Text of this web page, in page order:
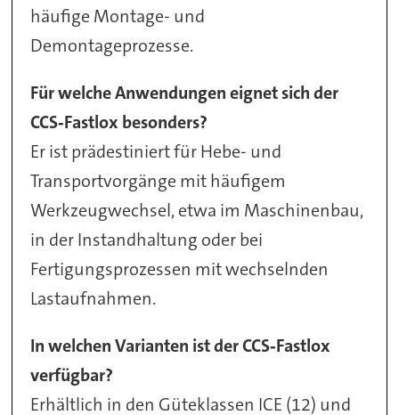
häufige Montage- und
Demontageprozesse.
Für welche Anwendungen eignet sich der
CCS‑Fastlox besonders?
Er ist prädestiniert für Hebe- und
Transportvorgänge mit häufigem
Werkzeugwechsel, etwa im Maschinenbau,
in der Instandhaltung oder bei
Fertigungsprozessen mit wechselnden
Lastaufnahmen.
In welchen Varianten ist der CCS‑Fastlox
verfügbar?
Erhältlich in den Güteklassen ICE (12) und